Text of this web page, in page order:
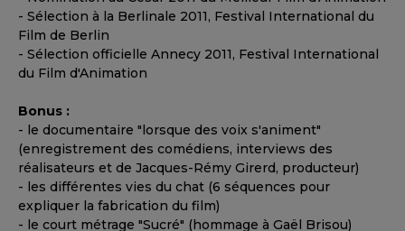
- Sélection à la Berlinale 2011, Festival International du
Film de Berlin
- Sélection officielle Annecy 2011, Festival International
du Film d'Animation
Bonus :
- le documentaire "lorsque des voix s'animent"
(enregistrement des comédiens, interviews des
réalisateurs et de Jacques-Rémy Girerd, producteur)
- les différentes vies du chat (6 séquences pour
expliquer la fabrication du film)
- le court métrage "Sucré" (hommage à Gaël Brisou)